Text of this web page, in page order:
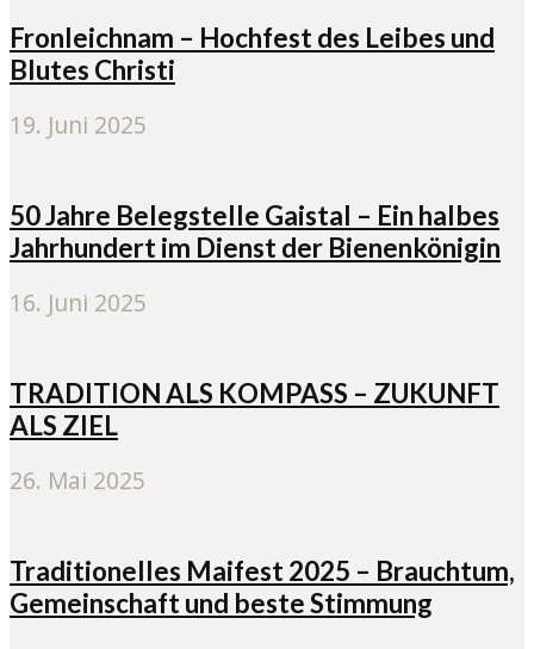
Fronleichnam – Hochfest des Leibes und
Blutes Christi
19. Juni 2025
50 Jahre Belegstelle Gaistal – Ein halbes
Jahrhundert im Dienst der Bienenkönigin
16. Juni 2025
TRADITION ALS KOMPASS – ZUKUNFT
ALS ZIEL
26. Mai 2025
Traditionelles Maifest 2025 – Brauchtum,
Gemeinschaft und beste Stimmung